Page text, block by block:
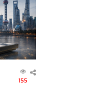
155